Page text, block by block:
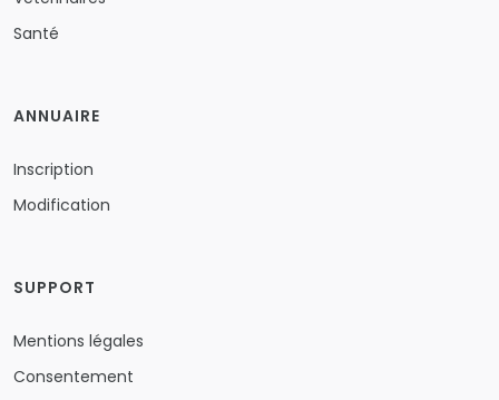
Santé
ANNUAIRE
Inscription
Modification
SUPPORT
Mentions légales
Consentement